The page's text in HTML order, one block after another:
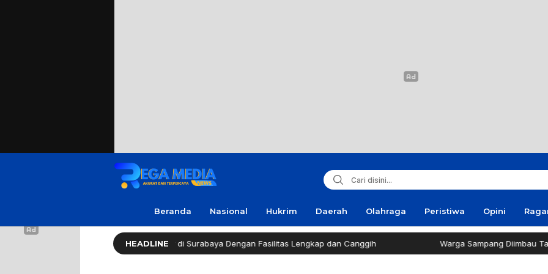
Beranda Nasional Hukrim Daerah Olahraga Peristiwa Opini
HEADLINE
Long Life (HLL) Kini Hadir di Surabaya Dengan Fasilitas Lengkap dan Canggih Warga Sampang Diimbau Tak Bakar